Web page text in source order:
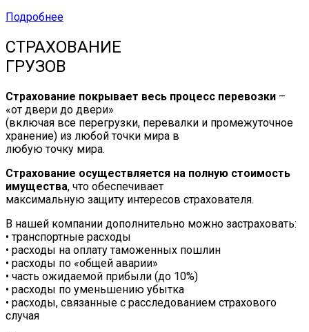
Подробнее
СТРАХОВАНИЕ
ГРУЗОВ
Страхование покрывает весь процесс перевозки –
«от двери до двери»
(включая все перегрузки, перевалки и промежуточное
хранение) из любой точки мира в
любую точку мира.
Страхование осуществляется на полную стоимость
имущества, что обеспечивает
максимальную защиту интересов страхователя.
В нашей компании дополнительно можно застраховать:
• транспортные расходы
• расходы на оплату таможенных пошлин
• расходы по «общей аварии»
• часть ожидаемой прибыли (до 10%)
• расходы по уменьшению убытка
• расходы, связанные с расследованием страхового
случая